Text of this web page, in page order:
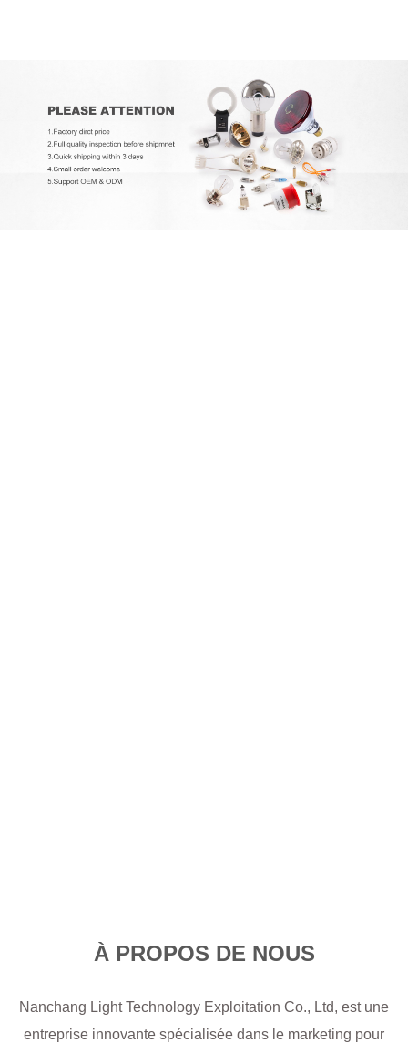
À PROPOS DE NOUS
Nanchang Light Technology Exploitation Co., Ltd, est une
entreprise innovante spécialisée dans le marketing pour